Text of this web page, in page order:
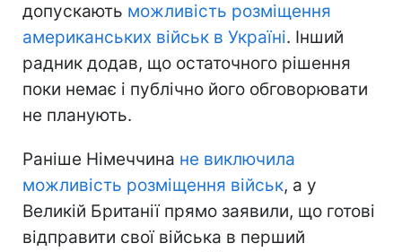
допускають можливість розміщення
американських військ в Україні. Інший
радник додав, що остаточного рішення
поки немає і публічно його обговорювати
не планують.
Раніше Німеччина не виключила
можливість розміщення військ, а у
Великій Британії прямо заявили, що готові
відправити свої війська в перший